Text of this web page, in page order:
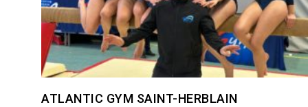
ATLANTIC GYM SAINT-HERBLAIN